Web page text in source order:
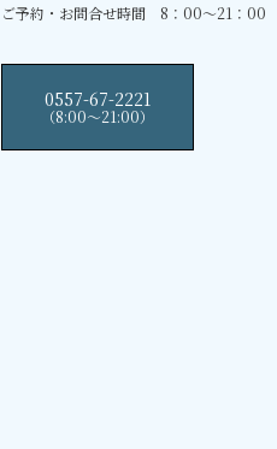
ご予約・お問合せ時間 8：00～21：00
0557-67-2221
（8:00〜21:00）